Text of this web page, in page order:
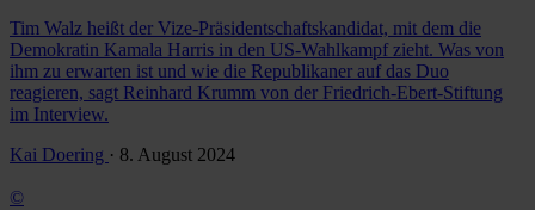
Tim Walz heißt der Vize-Präsidentschaftskandidat, mit dem die
Demokratin Kamala Harris in den US-Wahlkampf zieht. Was von
ihm zu erwarten ist und wie die Republikaner auf das Duo
reagieren, sagt Reinhard Krumm von der Friedrich-Ebert-Stiftung
im Interview.
Kai Doering · 8. August 2024
©